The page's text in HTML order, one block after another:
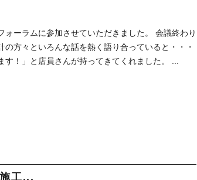
ォーラムに参加させていただきました。 会議終わり
の方々といろんな話を熱く語り合っていると・・・
す！」と店員さんが持ってきてくれました。 ...
工...